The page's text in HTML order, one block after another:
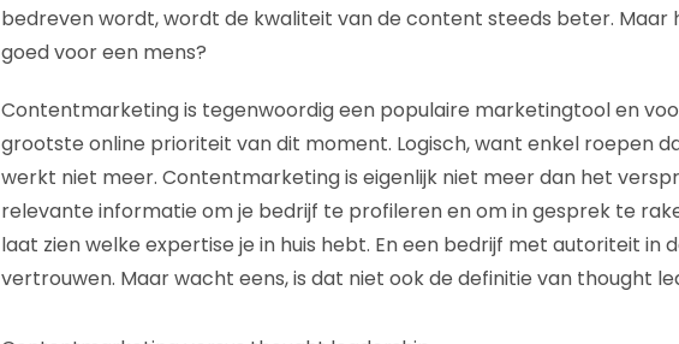
bedreven wordt, wordt de kwaliteit van de content steeds beter. Maar
goed voor een mens?
Contentmarketing is tegenwoordig een populaire marketingtool en
grootste online prioriteit van dit moment. Logisch, want enkel roepen
werkt niet meer. Contentmarketing is eigenlijk niet meer dan het
relevante informatie om je bedrijf te profileren en om in gesprek te
laat zien welke expertise je in huis hebt. En een bedrijf met autoriteit in
vertrouwen. Maar wacht eens, is dat niet ook de definitie van thought